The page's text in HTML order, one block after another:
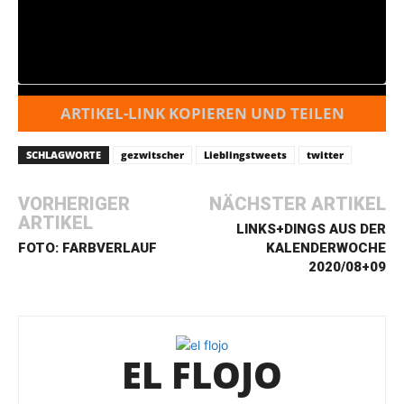
ARTIKEL-LINK KOPIEREN UND TEILEN
SCHLAGWORTE gezwitscher Lieblingstweets twitter
VORHERIGER
ARTIKEL
FOTO: FARBVERLAUF
NÄCHSTER ARTIKEL
LINKS+DINGS AUS DER
KALENDERWOCHE
2020/08+09
EL FLOJO